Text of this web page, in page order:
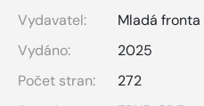
Vydavatel:
Mladá fronta
Vydáno:
2025
Počet stran:
272